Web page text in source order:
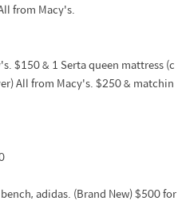
from Macy's.
$150 & 1 Serta queen mattress (c
All from Macy's. $250 & matchin
adidas. (Brand New) $500 for